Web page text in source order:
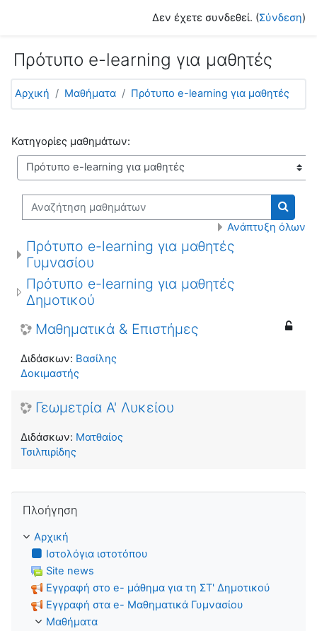
Δεν έχετε συνδεθεί. (Σύνδεση)
Πρότυπο e-learning για μαθητές
Αρχική Μαθήματα Πρότυπο e-learning για μαθητές
Κατηγορίες μαθημάτων:
Αναζήτηση μαθημάτων
Ανάπτυξη όλων
Πρότυπο e-learning για μαθητές
Γυμνασίου
Πρότυπο e-learning για μαθητές
Δημοτικού
Μαθηματικά & Επιστήμες
Διδάσκων: Βασίλης
Δοκιμαστής
Γεωμετρία Α' Λυκείου
Διδάσκων: Ματθαίος
Τσιλπιρίδης
Πλοήγηση
Αρχική
Ιστολόγια ιστοτόπου
Site news
Εγγραφή στο e- μάθημα για τη ΣΤ' Δημοτικού
Εγγραφή στα e- Μαθηματικά Γυμνασίου
Μαθήματα